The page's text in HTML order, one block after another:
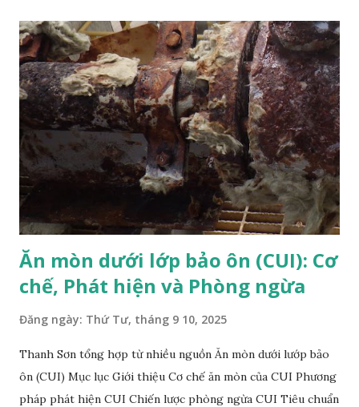
vật liệu , qua đó đạt được mục đích siết hoặc tháo bu lông.
Nghe bài viết: Ưu điểm: Ưu điểm lớn nhất của bộ căng bu
lông thủy lực là có thể xiết và tháo rời nhiều bu lông cùng
một lúc . Phân bố lực đồng đều . Đây là một công cụ an toàn,
hiệu quả và nhanh chóng , đồng thời là cách tốt nhất để siết
chặt và tháo rời các bu lông có thông số kỹ thuật khác
nhau. Nguyên lý cấu tạo: loại bol tensioner: phần piston
thủy lực tách rời vòng puller ...
Ăn mòn dưới lớp bảo ôn (CUI): Cơ
chế, Phát hiện và Phòng ngừa
Đăng ngày: Thứ Tư, tháng 9 10, 2025
Thanh Sơn tổng hợp từ nhiều nguồn Ăn mòn dưới lướp bảo
ôn (CUI) Mục lục Giới thiệu Cơ chế ăn mòn của CUI Phương
pháp phát hiện CUI Chiến lược phòng ngừa CUI Tiêu chuẩn